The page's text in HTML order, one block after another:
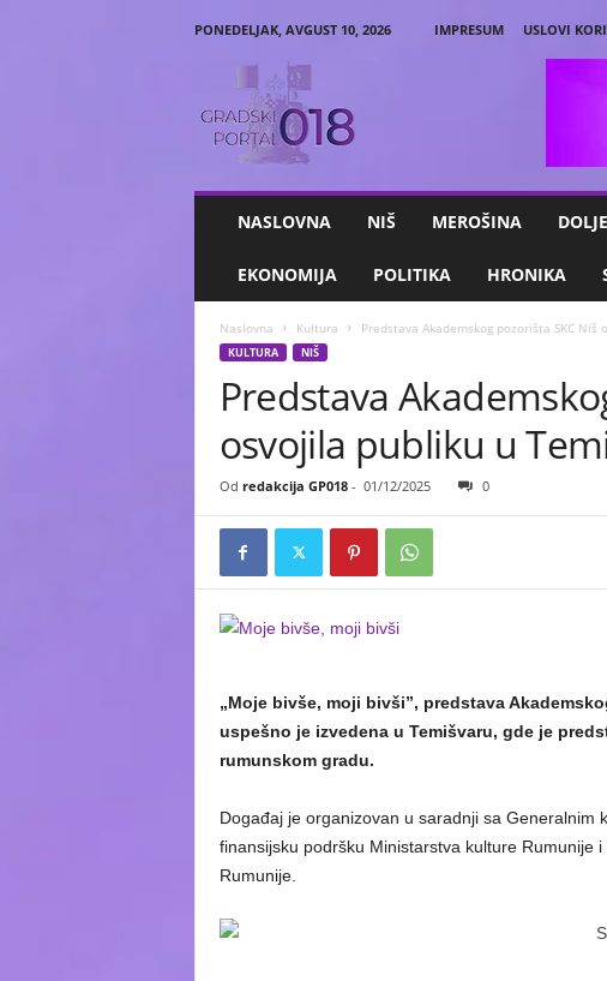
PONEDELJAK, AVGUST 10, 2026 IMPRESUM USLOVI
NASLOVNA NIŠ MEROŠINA
EKONOMIJA POLITIKA HRONIKA
Naslovna Kultura Predstava Akademskog pozorišta SKC
KULTURA NIŠ
Predstava
osvojila publiku u
Od redakcija GP018- 01/12/2025 0
„Moje bivše, moji bivši”, predstava
uspešno je izvedena u Temišvaru, gde je
rumunskom gradu.
Događaj je organizovan u saradnji sa Generalnim
finansijsku podršku Ministarstva kulture Rumunije
Rumunije.